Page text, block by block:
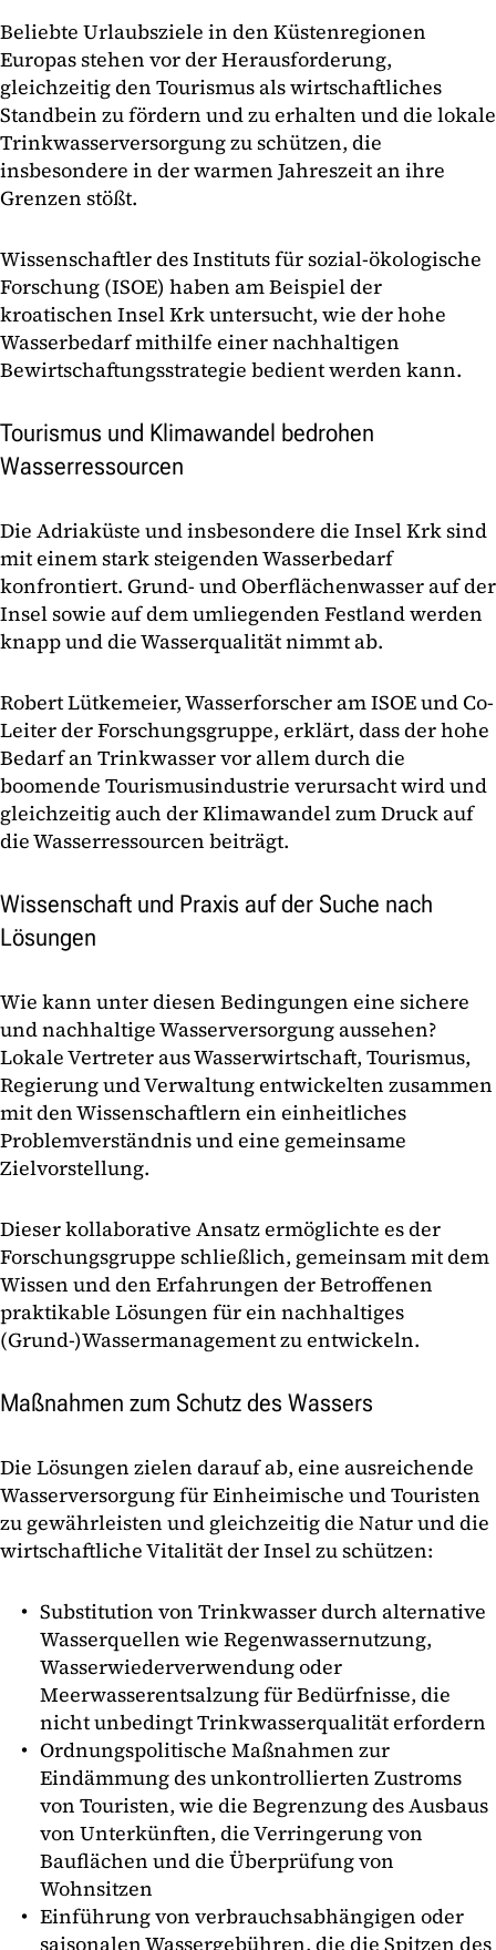
Beliebte Urlaubsziele in den Küstenregionen
Europas stehen vor der Herausforderung,
gleichzeitig den Tourismus als wirtschaftliches
Standbein zu fördern und zu erhalten und die lokale
Trinkwasserversorgung zu schützen, die
insbesondere in der warmen Jahreszeit an ihre
Grenzen stößt.
Wissenschaftler des Instituts für sozial-ökologische
Forschung (ISOE) haben am Beispiel der
kroatischen Insel Krk untersucht, wie der hohe
Wasserbedarf mithilfe einer nachhaltigen
Bewirtschaftungsstrategie bedient werden kann.
Tourismus und Klimawandel bedrohen
Wasserressourcen
Die Adriaküste und insbesondere die Insel Krk sind
mit einem stark steigenden Wasserbedarf
konfrontiert. Grund- und Oberflächenwasser auf der
Insel sowie auf dem umliegenden Festland werden
knapp und die Wasserqualität nimmt ab.
Robert Lütkemeier, Wasserforscher am ISOE und Co-
Leiter der Forschungsgruppe, erklärt, dass der hohe
Bedarf an Trinkwasser vor allem durch die
boomende Tourismusindustrie verursacht wird und
gleichzeitig auch der Klimawandel zum Druck auf
die Wasserressourcen beiträgt.
Wissenschaft und Praxis auf der Suche nach
Lösungen
Wie kann unter diesen Bedingungen eine sichere
und nachhaltige Wasserversorgung aussehen?
Lokale Vertreter aus Wasserwirtschaft, Tourismus,
Regierung und Verwaltung entwickelten zusammen
mit den Wissenschaftlern ein einheitliches
Problemverständnis und eine gemeinsame
Zielvorstellung.
Dieser kollaborative Ansatz ermöglichte es der
Forschungsgruppe schließlich, gemeinsam mit dem
Wissen und den Erfahrungen der Betroffenen
praktikable Lösungen für ein nachhaltiges
(Grund-)Wassermanagement zu entwickeln.
Maßnahmen zum Schutz des Wassers
Die Lösungen zielen darauf ab, eine ausreichende
Wasserversorgung für Einheimische und Touristen
zu gewährleisten und gleichzeitig die Natur und die
wirtschaftliche Vitalität der Insel zu schützen:
Substitution von Trinkwasser durch alternative
Wasserquellen wie Regenwassernutzung,
Wasserwiederverwendung oder
Meerwasserentsalzung für Bedürfnisse, die
nicht unbedingt Trinkwasserqualität erfordern
Ordnungspolitische Maßnahmen zur
Eindämmung des unkontrollierten Zustroms
von Touristen, wie die Begrenzung des Ausbaus
von Unterkünften, die Verringerung von
Bauflächen und die Überprüfung von
Wohnsitzen
Einführung von verbrauchsabhängigen oder
saisonalen Wassergebühren, die die Spitzen des